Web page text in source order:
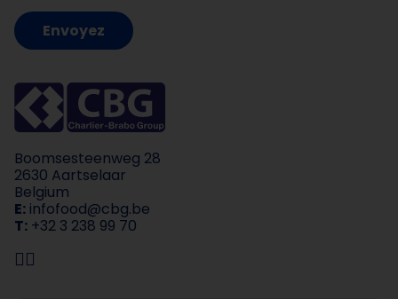
Envoyez
Boomsesteenweg 28
2630 Aartselaar
Belgium
E: infofood@cbg.be
T: +32 3 238 99 70